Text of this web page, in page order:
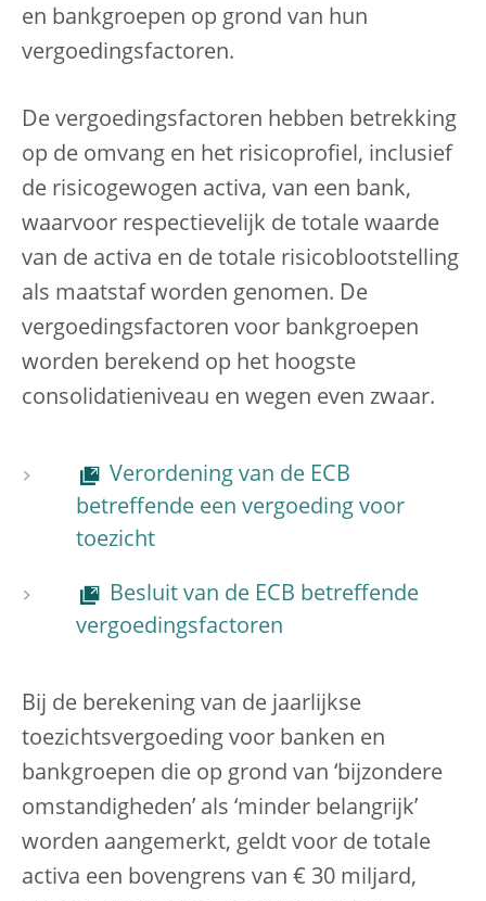
en bankgroepen op grond van hun
vergoedingsfactoren.
De vergoedingsfactoren hebben betrekking
op de omvang en het risicoprofiel, inclusief
de risicogewogen activa, van een bank,
waarvoor respectievelijk de totale waarde
van de activa en de totale risicoblootstelling
als maatstaf worden genomen. De
vergoedingsfactoren voor bankgroepen
worden berekend op het hoogste
consolidatieniveau en wegen even zwaar.
Verordening van de ECB
betreffende een vergoeding voor
toezicht
Besluit van de ECB betreffende
vergoedingsfactoren
Bij de berekening van de jaarlijkse
toezichtsvergoeding voor banken en
bankgroepen die op grond van ‘bijzondere
omstandigheden’ als ‘minder belangrijk’
worden aangemerkt, geldt voor de totale
activa een bovengrens van € 30 miljard,